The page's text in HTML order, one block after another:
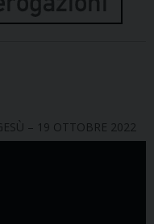
– 19 OTTOBRE 2022